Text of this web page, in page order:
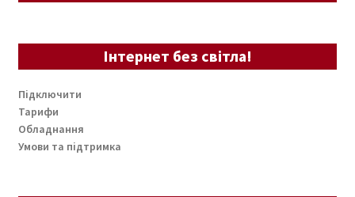
Інтернет без світла!
Підключити
Тарифи
Обладнання
Умови та підтримка